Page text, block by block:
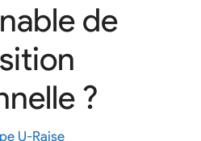
de
?
U-Raise